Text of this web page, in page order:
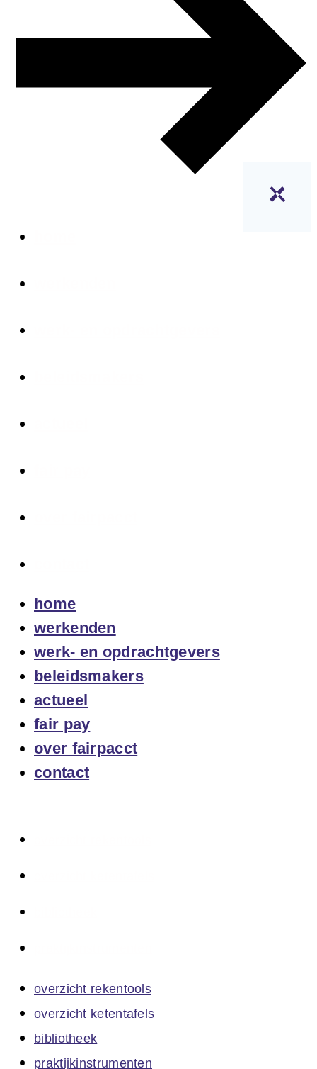
home
werkenden
werk- en opdrachtgevers
beleidsmakers
actueel
fair pay
over fairpacct
contact
overzicht rekentools
overzicht ketentafels
bibliotheek
praktijkinstrumenten